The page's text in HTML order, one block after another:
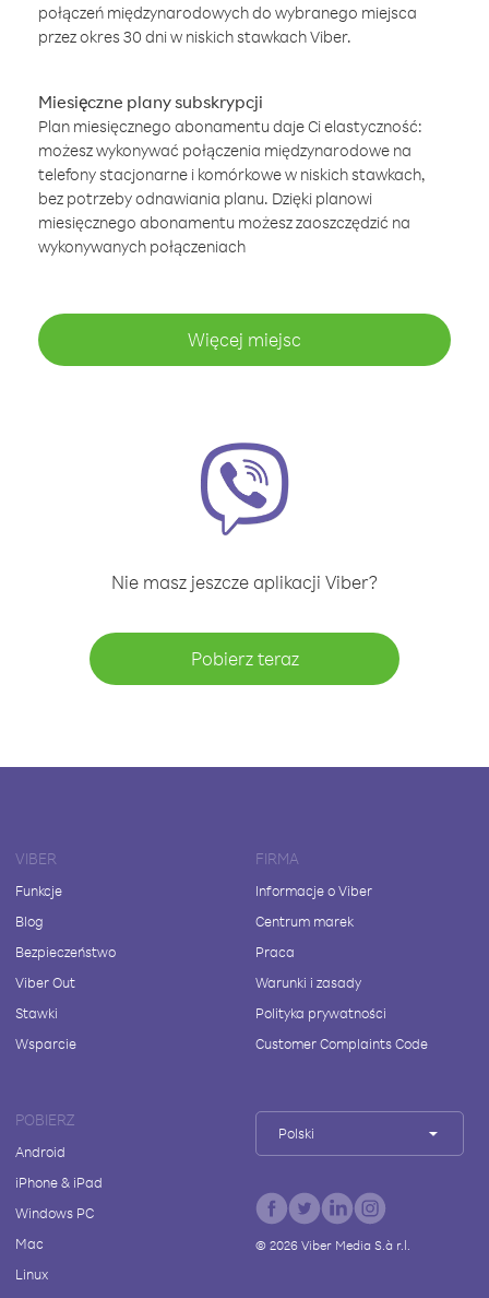
połączeń międzynarodowych do wybranego miejsca
przez okres 30 dni w niskich stawkach Viber.
Miesięczne plany subskrypcji
Plan miesięcznego abonamentu daje Ci elastyczność:
możesz wykonywać połączenia międzynarodowe na
telefony stacjonarne i komórkowe w niskich stawkach,
bez potrzeby odnawiania planu. Dzięki planowi
miesięcznego abonamentu możesz zaoszczędzić na
wykonywanych połączeniach
Więcej miejsc
Nie masz jeszcze aplikacji Viber?
Pobierz teraz
VIBER
Funkcje
Blog
Bezpieczeństwo
Viber Out
Stawki
Wsparcie
FIRMA
Informacje o Viber
Centrum marek
Praca
Warunki i zasady
Polityka prywatności
Customer Complaints Code
POBIERZ
Android
iPhone & iPad
Windows PC
Mac
Linux
Polski
© 2026Viber Media S.à r.l.